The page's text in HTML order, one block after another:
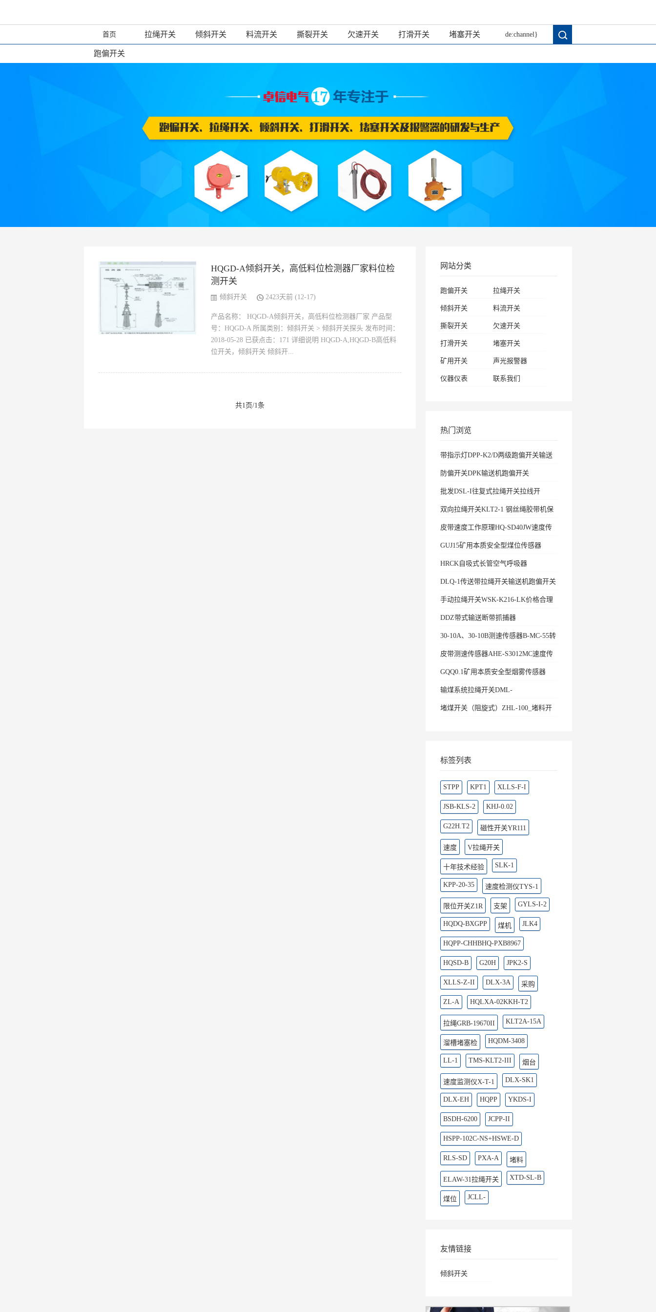
首页
跑偏开关
拉绳开关 倾斜开关 料流开关 撕裂开关 欠速开关 打滑开关 堵塞开关 de:channel}
HQGD-A倾斜开关，高低料位检测器厂家料位检
测开关
倾斜开关 2423天前 (12-17)
产品名称： HQGD-A倾斜开关，高低料位检测器厂家 产品型
号：HQGD-A 所属类别：倾斜开关 > 倾斜开关探头 发布时间：
2018-05-28 已获点击：171 详细说明 HQGD-A,HQGD-B高低料
位开关，倾斜开关 倾斜开...
共1页/1条
网站分类
跑偏开关 拉绳开关
倾斜开关 料流开关
撕裂开关 欠速开关
打滑开关 堵塞开关
矿用开关 声光报警器
仪器仪表 联系我们
热门浏览
带指示灯DPP-K2/D两级跑偏开关输送
防偏开关DPK输送机跑偏开关
批发DSL-I往复式拉绳开关拉线开
双向拉绳开关KLT2-1 钢丝绳胶带机保
皮带速度工作原理HQ-SD40JW速度传
GUJ15矿用本质安全型煤位传感器
HRCK自吸式长管空气呼吸器
DLQ-1传送带拉绳开关输送机跑偏开关
手动拉绳开关WSK-K216-LK价格合理
DDZ带式输送断带抓捕器
30-10A、30-10B测速传感器B-MC-55转
皮带测速传感器AHE-S3012MC速度传
GQQ0.1矿用本质安全型烟雾传感器
输煤系统拉绳开关DML-
堵煤开关（阻旋式）ZHL-100_堵料开
标签列表
STPP KPT1 XLLS-F-I
JSB-KLS-2 KHJ-0.02
G22H.T2 磁性开关YR111
速度 V拉绳开关
十年技术经验 SLK-1
KPP-20-35 速度检测仪TYS-1
限位开关Z1R 支架 GYLS-I-2
HQDQ-BXGPP 煤机 JLK4
HQPP-CHHBHQ-PXB8967
HQSD-B G20H JPK2-S
XLLS-Z-II DLX-3A 采购
ZL-A HQLXA-02KKH-T2
拉绳GRB-19670II KLT2A-15A
溜槽堵塞检 HQDM-3408
LL-1 TMS-KLT2-III 烟台
速度监测仪X-T-1 DLX-SK1
DLX-EH HQPP YKDS-I
BSDH-6200 JCPP-II
HSPP-102C-NS+HSWE-D
RLS-SD PXA-A 堵料
ELAW-31拉绳开关 XTD-SL-B
煤位 JCLL-
友情链接
倾斜开关